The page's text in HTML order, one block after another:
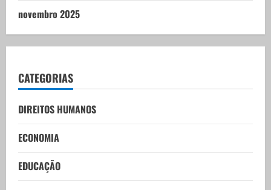
novembro 2025
CATEGORIAS
DIREITOS HUMANOS
ECONOMIA
EDUCAÇÃO